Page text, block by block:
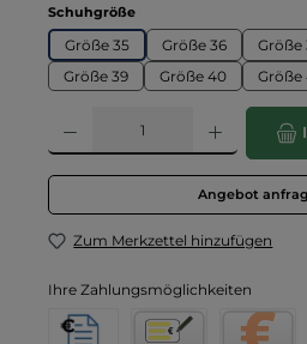
Schuhgrößeauswählen
Größe 35 Größe 36 Größe
Größe 39
Größe 40 Größe
Produkt Anzahl: Gib den
Angebot
Zum Merkzettel hinzufügen
Ihre Zahlungsmöglichkeiten